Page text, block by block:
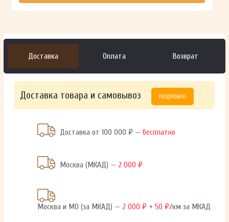
Доставка Оплата Возврат
Доставка товара и самовывоз ПОДРОБНО
Доставка от 100 000 ₽ —бесплатно
Москва (МКАД) — 2 000 ₽
Москва и МО (за МКАД) — 2 000 ₽ +50 ₽/км за МКАД